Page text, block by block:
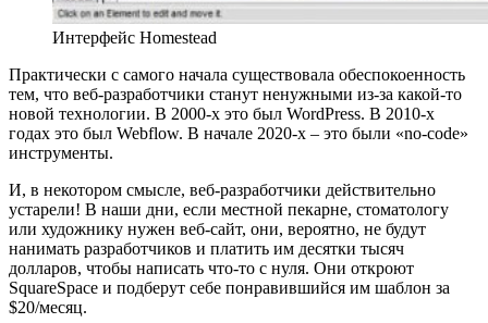
Интерфейс Homestead
Практически с самого начала существовала обеспокоенность
тем, что веб-разработчики станут ненужными из-за какой-то
новой технологии. В 2000-х это был WordPress. В 2010-х
годах это был Webflow. В начале 2020-х – это были «no-code»
инструменты.
И, в некотором смысле, веб-разработчики действительно
устарели! В наши дни, если местной пекарне, стоматологу
или художнику нужен веб-сайт, они, вероятно, не будут
нанимать разработчиков и платить им десятки тысяч
долларов, чтобы написать что-то с нуля. Они откроют
SquareSpace и подберут себе понравившийся им шаблон за
$20/месяц.